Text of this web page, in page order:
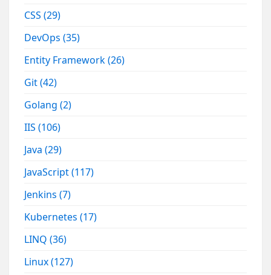
CSS(29)
DevOps(35)
Entity Framework(26)
Git(42)
Golang(2)
IIS(106)
Java(29)
JavaScript(117)
Jenkins(7)
Kubernetes(17)
LINQ(36)
Linux(127)